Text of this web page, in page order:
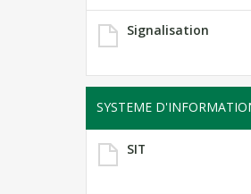
Signalisation
SYSTEME
SIT